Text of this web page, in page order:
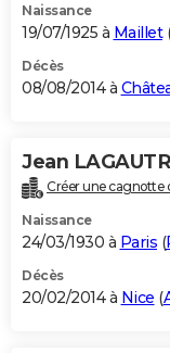
Naissance
19/07/1925 à Maillet(
Décès
08/08/2014 à
Jean
Créer une cagnotte
Naissance
24/03/1930 à Paris (
Décès
20/02/2014 à Nice (